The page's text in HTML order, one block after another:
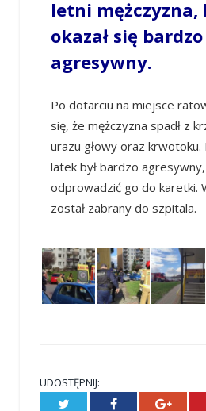
letni
okazał się bardzo
agresywny.
Po dotarciu na miejsce
się, że mężczyzna spadł z
urazu głowy oraz
latek był bardzo
odprowadzić go do karetki.
został zabrany do szpitala.
UDOSTĘPNIJ:
Twitter Facebook